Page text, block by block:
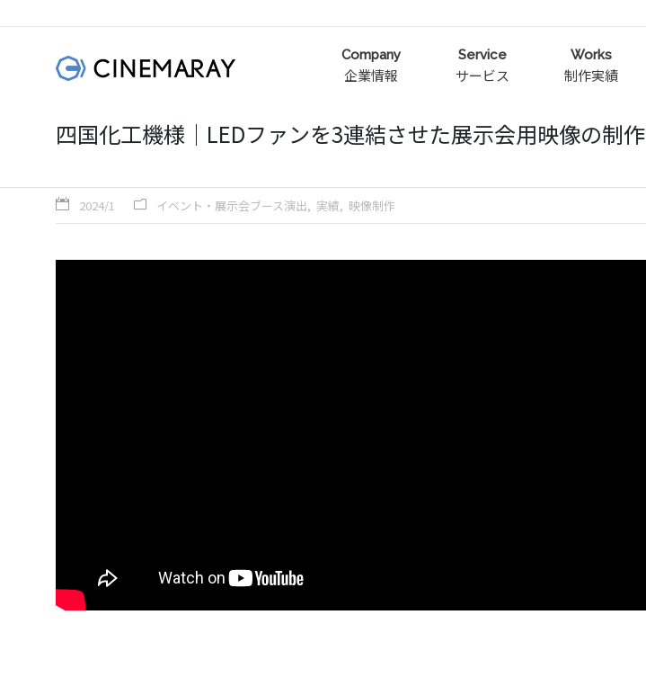
Company
企業情報
Service
サービス
Works
制作実績
四国化工機様｜LEDファンを3連結させた展示会用映像の制作
2024/1 イベント・展示会ブース演出 実績 映像制作